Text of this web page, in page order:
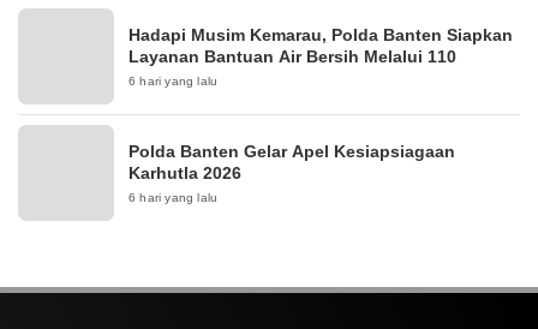
Hadapi Musim Kemarau, Polda Banten Siapkan
Layanan Bantuan Air Bersih Melalui 110
6 hari yang lalu
Polda Banten Gelar Apel Kesiapsiagaan
Karhutla 2026
6 hari yang lalu